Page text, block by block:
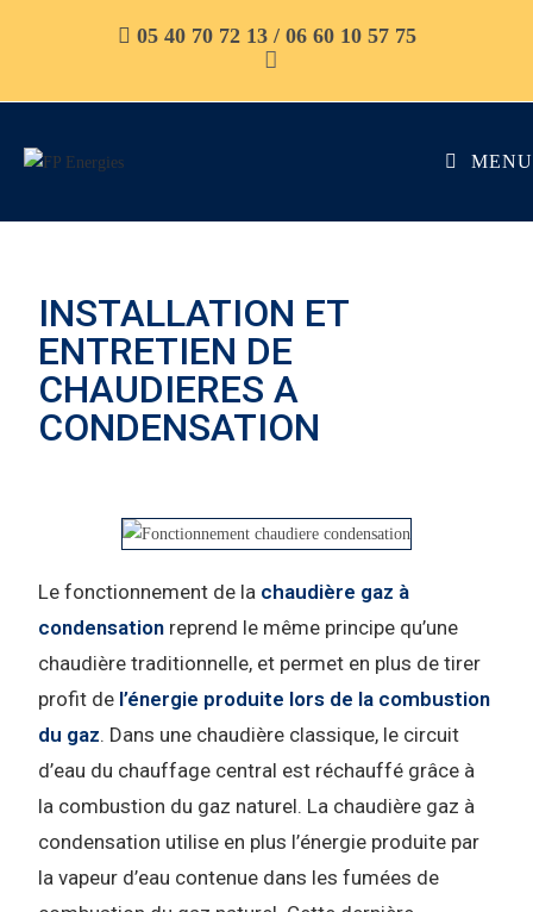
05 40 70 72 13 / 06 60 10 57 75
MENU
INSTALLATION ET
ENTRETIEN DE
CHAUDIERES A
CONDENSATION
Le fonctionnement de la chaudière gaz à
condensation reprend le même principe qu’une
chaudière traditionnelle, et permet en plus de tirer
profit de l’énergie produite lors de la combustion
du gaz. Dans une chaudière classique, le circuit
d’eau du chauffage central est réchauffé grâce à
la combustion du gaz naturel. La chaudière gaz à
condensation utilise en plus l’énergie produite par
la vapeur d’eau contenue dans les fumées de